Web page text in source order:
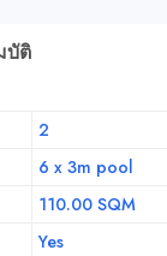
บัติ
2
6 x 3m pool
110.00 SQM
Yes